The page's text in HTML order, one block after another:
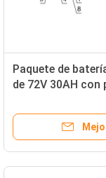
Paquete de
de 72V 30AH con
motocicleta